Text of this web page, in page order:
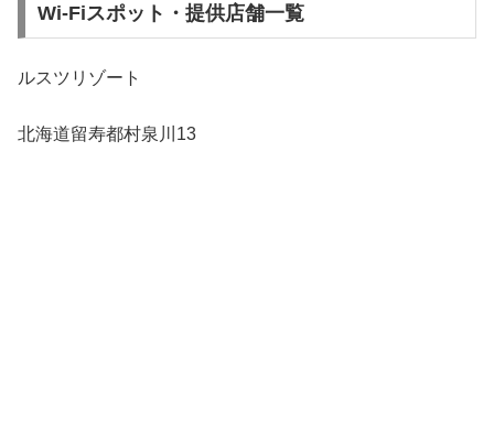
Wi-Fiスポット・提供店舗一覧
ルスツリゾート
北海道留寿都村泉川13